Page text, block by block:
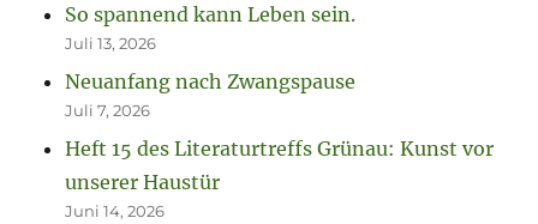
So spannend kann Leben sein.
Juli 13, 2026
Neuanfang nach Zwangspause
Juli 7, 2026
Heft 15 des Literaturtreffs Grünau: Kunst vor
unserer Haustür
Juni 14, 2026